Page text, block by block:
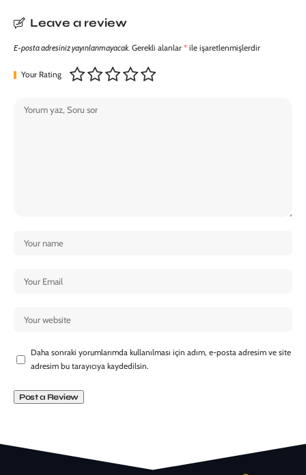
Leave a review
E-posta adresiniz yayınlanmayacak. Gerekli alanlar * ile işaretlenmişlerdir
Your Rating
Daha sonraki yorumlarımda kullanılması için adım, e-posta adresim ve site
adresim bu tarayıcıya kaydedilsin.